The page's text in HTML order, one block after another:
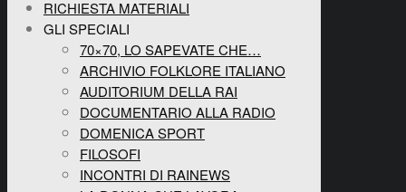
RICHIESTA MATERIALI
GLI SPECIALI
70×70, LO SAPEVATE CHE…
ARCHIVIO FOLKLORE ITALIANO
AUDITORIUM DELLA RAI
DOCUMENTARIO ALLA RADIO
DOMENICA SPORT
FILOSOFI
INCONTRI DI RAINEWS